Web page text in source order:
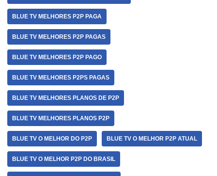
BLUE TV MELHORES P2P PAGA
BLUE TV MELHORES P2P PAGAS
BLUE TV MELHORES P2P PAGO
BLUE TV MELHORES P2PS PAGAS
BLUE TV MELHORES PLANOS DE P2P
BLUE TV MELHORES PLANOS P2P
BLUE TV O MELHOR DO P2P BLUE TV O MELHOR P2P ATUAL
BLUE TV O MELHOR P2P DO BRASIL